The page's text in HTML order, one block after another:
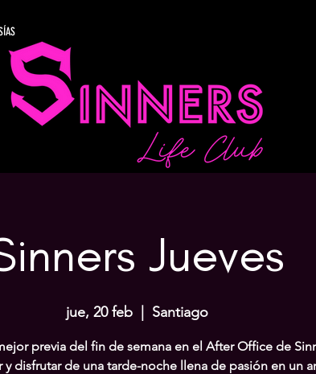
Jueves
jue, 20 feb
  |
Santiago
previa del fin de semana en el After Office de
y disfrutar de una tarde-noche llena de pasión en un